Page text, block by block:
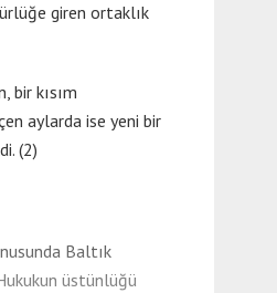
giren ortaklık
bir kısım
aylarda ise yeni bir
(2)
Baltık
üstünlüğü